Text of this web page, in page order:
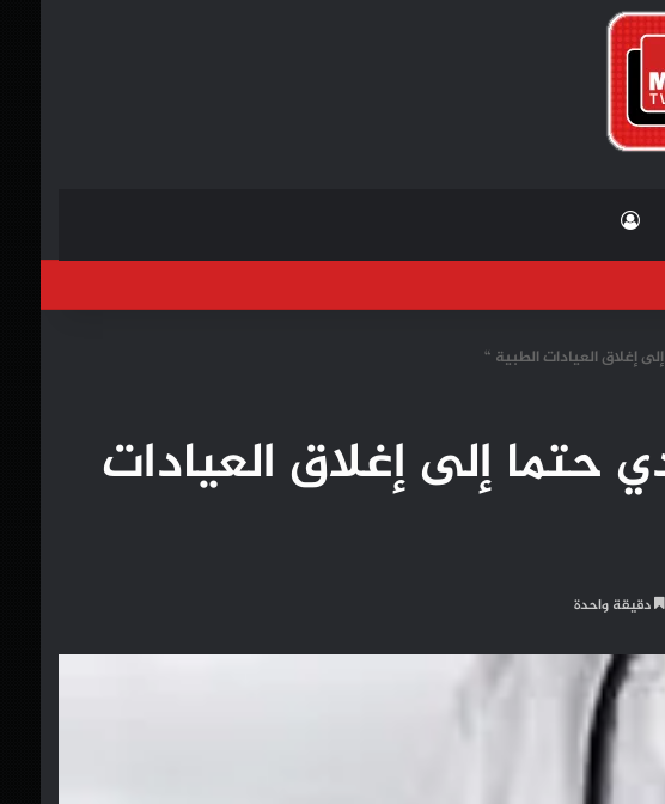
تسجيل الدخول
إغلاق العيادات الطبية “
حتما إلى إغلاق العيادات
دقيقة واحدة